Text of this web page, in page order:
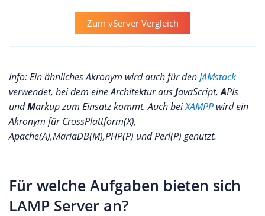
Zum vServer Vergleich
Info: Ein ähnliches Akronym wird auch für denJAMstack
verwendet, bei dem eine Architektur ausJavaScript,APIs
undMarkup zum Einsatz kommt. Auch beiXAMPP wird ein
Akronym für CrossPlattform(X),
Apache(A),MariaDB(M),PHP(P) und Perl(P) genutzt.
Für welche Aufgaben bieten sich
LAMP Server an?